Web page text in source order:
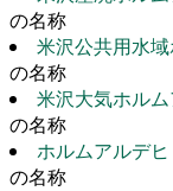
の名称
米沢公共用水
の名称
米沢大気ホル
の名称
ホルムアルデヒ
の名称